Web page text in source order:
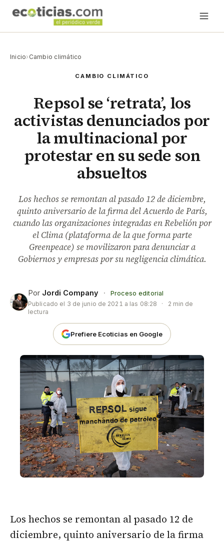
Inicio› Cambio climático
CAMBIO CLIMÁTICO
Repsol se ‘retrata’, los
activistas denunciados por
la multinacional por
protestar en su sede son
absueltos
Los hechos se remontan al pasado 12 de diciembre,
quinto aniversario de la firma del Acuerdo de París,
cuando las organizaciones integradas en Rebelión por
el Clima (plataforma de la que forma parte
Greenpeace) se movilizaron para denunciar a
Gobiernos y empresas por su negligencia climática.
Por Jordi Company ·
Proceso editorial
Publicado el 3 de junio de 2021 a las 08:28 ·
2 min de
lectura
Prefiere Ecoticias en Google
Los hechos se remontan al pasado 12 de
diciembre, quinto aniversario de la firma